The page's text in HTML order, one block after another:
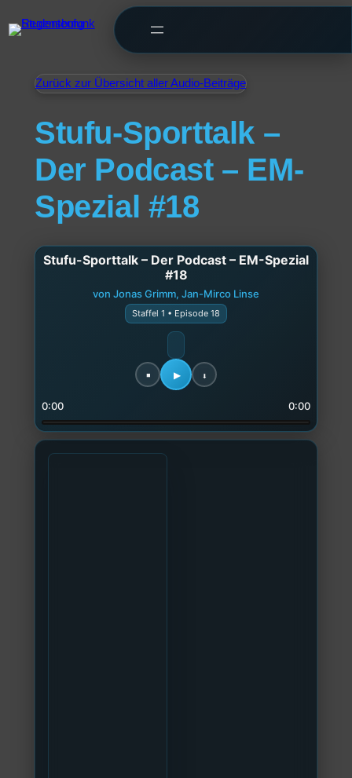
Zurück zur Übersicht aller Audio-Beiträge
Stufu-Sporttalk –
Der Podcast – EM-
Spezial #18
Stufu-Sporttalk – Der Podcast – EM-Spezial
#18
von Jonas Grimm, Jan-Mirco Linse
Staffel 1 • Episode 18
0:00 0:00